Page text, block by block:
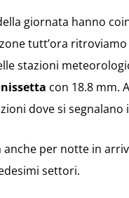
giornata hanno
tutt’ora
stazioni
con 18.8 mm.
dove si segnalano
anche per notte in
settori.